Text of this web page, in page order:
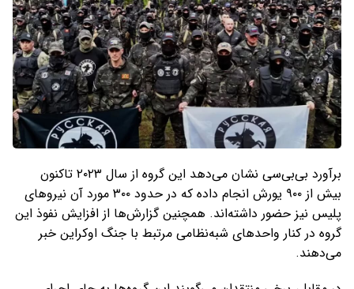
برآورد بی‌بی‌سی نشان می‌دهد این گروه از سال ۲۰۲۳ تاکنون
بیش از ۹۰۰ یورش انجام داده که در حدود ۳۰۰ مورد آن نیروهای
پلیس نیز حضور داشته‌اند. همچنین گزارش‌ها از افزایش نفوذ این
گروه در کنار واحدهای شبه‌نظامی مرتبط با جنگ اوکراین خبر
می‌دهند.